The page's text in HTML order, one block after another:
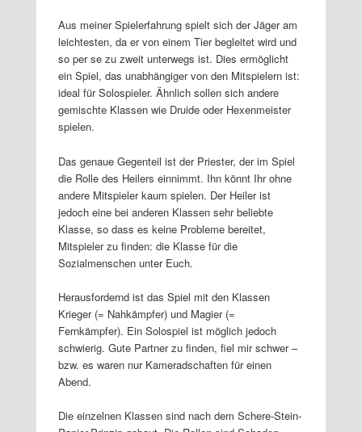
Aus meiner Spielerfahrung spielt sich der Jäger am
leichtesten, da er von einem Tier begleitet wird und
so per se zu zweit unterwegs ist. Dies ermöglicht
ein Spiel, das unabhängiger von den Mitspielern ist:
ideal für Solospieler. Ähnlich sollen sich andere
gemischte Klassen wie Druide oder Hexenmeister
spielen.
Das genaue Gegenteil ist der Priester, der im Spiel
die Rolle des Heilers einnimmt. Ihn könnt Ihr ohne
andere Mitspieler kaum spielen. Der Heiler ist
jedoch eine bei anderen Klassen sehr beliebte
Klasse, so dass es keine Probleme bereitet,
Mitspieler zu finden: die Klasse für die
Sozialmenschen unter Euch.
Herausfordernd ist das Spiel mit den Klassen
Krieger (= Nahkämpfer) und Magier (=
Fernkämpfer). Ein Solospiel ist möglich jedoch
schwierig. Gute Partner zu finden, fiel mir schwer –
bzw. es waren nur Kameradschaften für einen
Abend.
Die einzelnen Klassen sind nach dem Schere-Stein-